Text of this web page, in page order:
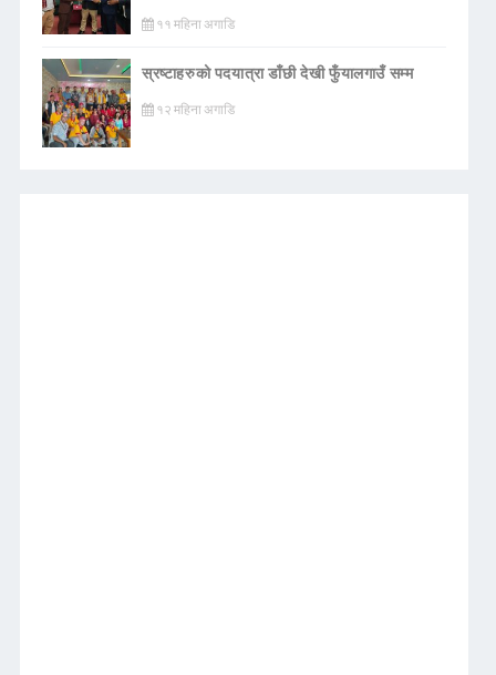
११ महिना अगाडि
स्रष्टाहरुको पदयात्रा डाँछी देखी फुँयालगाउँ सम्म
१२ महिना अगाडि